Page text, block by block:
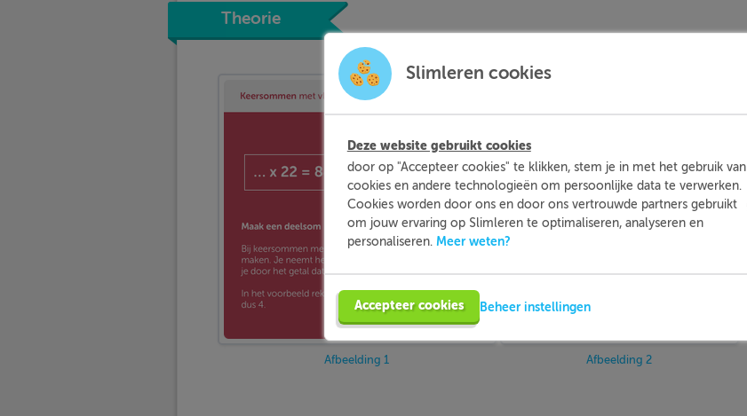
Theorie
Afbeelding 1 Afbeelding 2
Slimleren cookies
Deze website gebruikt cookies
door op "Accepteer cookies" te klikken, stem je in met het gebruik van
cookies en andere technologieën om persoonlijke data te verwerken.
Cookies worden door ons en door ons vertrouwde partners gebruikt
om jouw ervaring op Slimleren te optimaliseren, analyseren en
personaliseren. Meer weten?
Accepteer cookies Beheer instellingen